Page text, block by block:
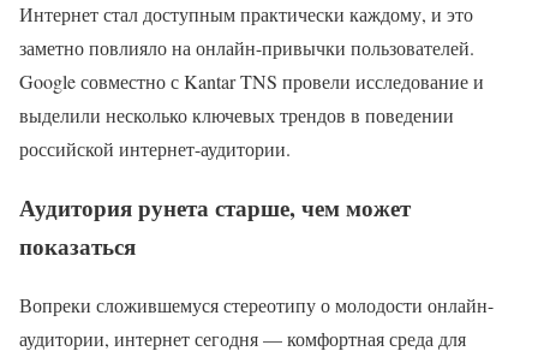
Интернет стал доступным практически каждому, и это
заметно повлияло на онлайн-привычки пользователей.
Google совместно с Kantar TNS провели исследование и
выделили несколько ключевых трендов в поведении
российской интернет-аудитории.
Аудитория рунета старше, чем может
показаться
Вопреки сложившемуся стереотипу о молодости онлайн-
аудитории, интернет сегодня — комфортная среда для